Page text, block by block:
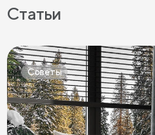
Кровати 120 х 200 с ящиками
Кровати 140 х 200 с ящиками
Кровати 160 х 200 с ящиками
Статьи
Советы